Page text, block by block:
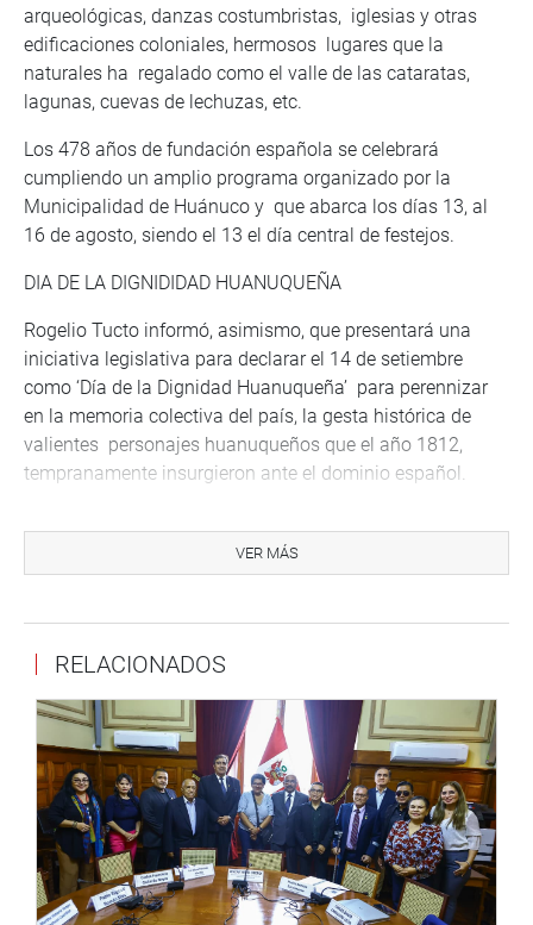
arqueológicas, danzas costumbristas, iglesias y otras
edificaciones coloniales, hermosos lugares que la
naturales ha regalado como el valle de las cataratas,
lagunas, cuevas de lechuzas, etc.
Los 478 años de fundación española se celebrará
cumpliendo un amplio programa organizado por la
Municipalidad de Huánuco y que abarca los días 13, al
16 de agosto, siendo el 13 el día central de festejos.
DIA DE LA DIGNIDIDAD HUANUQUEÑA
Rogelio Tucto informó, asimismo, que presentará una
iniciativa legislativa para declarar el 14 de setiembre
como ‘Día de la Dignidad Huanuqueña’ para perennizar
en la memoria colectiva del país, la gesta histórica de
valientes personajes huanuqueños que el año 1812,
tempranamente insurgieron ante el dominio español.
y José Contreras, quienes conspiraron y dieron los
primeros gritos de libertad en esa región, hecho también
inspiraron la iniciativa legislativa de Tucto Castillo de
Sobre este importante tema, el día martes 8 del presente
disertarán los historiadores Nieto Bonilla y Luciano
Arlindo. La cita es en la Sala Quiñones a las 10 de la
mañana.
LANZAMIENTO DEL ANIVERSARIO Y CONCURSO DE
NEGRITOS
VER MÁS
RELACIONADOS